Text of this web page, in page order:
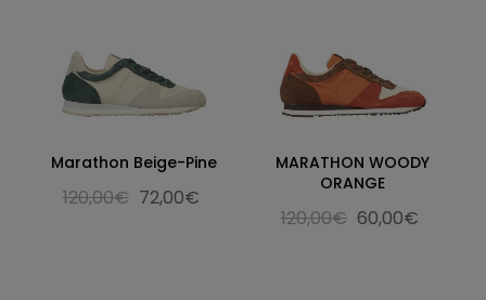
Marathon Beige-Pine
120,00€ 72,00€
MARATHON WOODY
ORANGE
120,00€ 60,00€